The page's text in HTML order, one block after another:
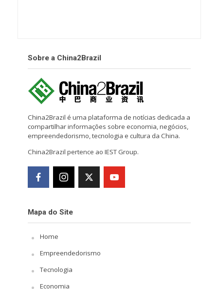
Sobre a China2Brazil
China2Brazil é uma plataforma de notícias dedicada a
compartilhar informações sobre economia, negócios,
empreendedorismo, tecnologia e cultura da China.
China2Brazil pertence ao IEST Group.
Mapa do Site
Home
Empreendedorismo
Tecnologia
Economia